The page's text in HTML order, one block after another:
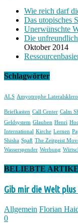
Wie reich darf
Das utopisches
Unerwünschte
Die
Oktober 2014
Schlagwörter
ALS Amyotrophe
Briefkasten Call Center Calm
Geldsystem Glauben Henri
International Kirche Lernen
Shisha Spaß The Zeitgeist
Wasserspender Werbung
BELIEBTE
Gib mir die Welt
Allgemein Florian
0